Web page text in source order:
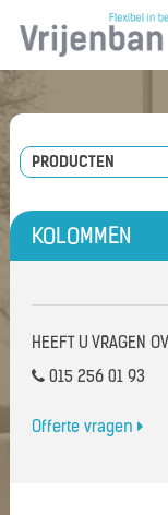
PRODUCTEN
KOLOMMEN
HEEFT U VRAGEN
015 256 01 93
Offerte vragen